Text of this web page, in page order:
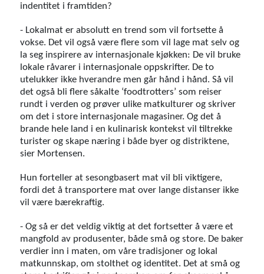
indentitet i framtiden?
- Lokalmat er absolutt en trend som vil fortsette å
vokse. Det vil også være flere som vil lage mat selv og
la seg inspirere av internasjonale kjøkken: De vil bruke
lokale råvarer i internasjonale oppskrifter. De to
utelukker ikke hverandre men går hånd i hånd. Så vil
det også bli flere såkalte ‘foodtrotters’ som reiser
rundt i verden og prøver ulike matkulturer og skriver
om det i store internasjonale magasiner. Og det å
brande hele land i en kulinarisk kontekst vil tiltrekke
turister og skape næring i både byer og distriktene,
sier Mortensen.
Hun forteller at sesongbasert mat vil bli viktigere,
fordi det å transportere mat over lange distanser ikke
vil være bærekraftig.
- Og så er det veldig viktig at det fortsetter å være et
mangfold av produsenter, både små og store. De baker
verdier inn i maten, om våre tradisjoner og lokal
matkunnskap, om stolthet og identitet. Det at små og